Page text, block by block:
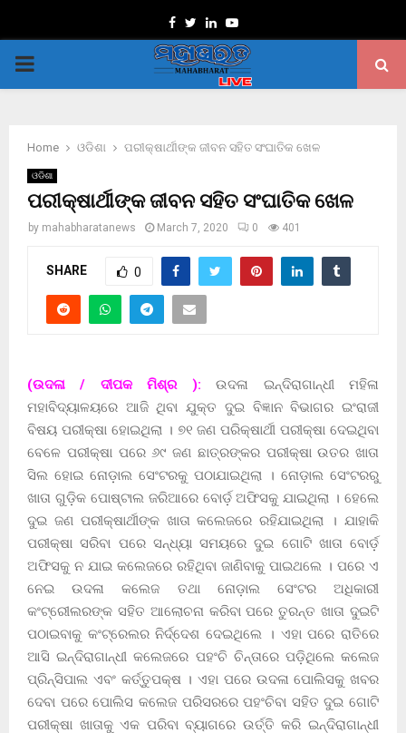
Facebook
TwitterLinkedinYoutube
PRIMARY
Home ଓଡିଶା ପରୀକ୍ଷାର୍ଥୀଙ୍କ ଜୀବନ ସହିତ ସଂଘାତିକ ଖେଳ
ଓଡିଶା
ପରୀକ୍ଷାର୍ଥୀଙ୍କ ଜୀବନ ସହିତ ସଂଘାତିକ ଖେଳ
by mahabharatanews March 7, 2020 0 401
SHARE 0
(ଉଦଳା / ଦୀପକ ମିଶ୍ର ): ଉଦଳା ଇନ୍ଦିରାଗାନ୍ଧୀ ମହିଳା
ମହାବିଦ୍ୟାଳୟରେ ଆଜି ଥିବା ଯୁକ୍ତ ଦୁଇ ବିଜ୍ଞାନ ବିଭାଗର ଇଂରାଜୀ
ବିଷୟ ପରୀକ୍ଷା ହୋଇଥିଲା । ୭୧ ଜଣ ପରିକ୍ଷାର୍ଥୀ ପରୀକ୍ଷା ଦେଇଥିବା
ବେଳେ ପରୀକ୍ଷା ପରେ ୬୯ ଜଣ ଛାତ୍ରଙ୍କର ପରୀକ୍ଷା ଉତର ଖାତା
ସିଲ ହୋଇ ନୋଡ଼ାଲ ସେଂଟରକୁ ପଠାଯାଇଥିଲା । ନୋଡ଼ାଲ ସେଂଟରରୁ
ଖାତା ଗୁଡ଼ିକ ପୋଷ୍ଟାଲ ଜରିଆରେ ବୋର୍ଡ଼ ଅଫିସକୁ ଯାଇଥିଲା । ହେଲେ
ଦୁଇ ଜଣ ପରୀକ୍ଷାର୍ଥୀଙ୍କ ଖାତା କଲେଜରେ ରହିଯାଇଥିଲା । ଯାହାକି
ପରୀକ୍ଷା ସରିବା ପରେ ସନ୍ଧ୍ୟା ସମୟରେ ଦୁଇ ଗୋଟି ଖାତା ବୋର୍ଡ଼
ଅଫିସକୁ ନ ଯାଇ କଲେଜରେ ରହିଥିବା ଜାଣିବାକୁ ପାଇଥଲେ । ପରେ ଏ
ନେଇ ଉଦଳା କଲେଜ ତଥା ନୋଡ଼ାଲ ସେଂଟର ଅଧିକାରୀ
କଂଟ୍ରେୀଲରଙ୍କ ସହିତ ଆଲୋଚନା କରିବା ପରେ ତୁରନ୍ତ ଖାତା ଦୁଇଟି
ପଠାଇବାକୁ କଂଟ୍ରେଲର ନିର୍ଦ୍ଦେଶ ଦେଇଥିଲେ । ଏହା ପରେ ରାତିରେ
ଆସି ଇନ୍ଦିରାଗାନ୍ଧୀ କଲେଜରେ ପହଂଚି ଚିନ୍ତାରେ ପଡ଼ିଥିଲେ କଲେଜ
ପ୍ରିନ୍ସିପାଲ ଏବଂ କର୍ତ୍ତୁପକ୍ଷ । ଏହା ପରେ ଉଦଳା ପୋଲିସକୁ ଖବର
ଦେବା ପରେ ପୋଲିସ କଲେଜ ପରିସରରେ ପହଂଚିବା ସହିତ ଦୁଇ ଗୋଟି
ପରୀକ୍ଷା ଖାତାକୁ ଏକ ପରିବା ବ୍ୟାଗରେ ଉର୍ତ୍ତି କରି ଇନ୍ଦିରାଗାନ୍ଧୀ